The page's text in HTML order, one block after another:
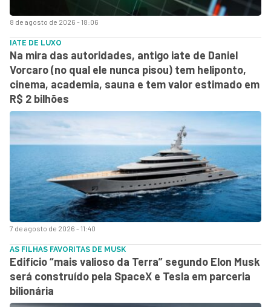
8 de agosto de 2026 - 18:06
7 de agosto de 2026 - 11:40
IATE DE LUXO
Na mira das autoridades, antigo iate de Daniel
Vorcaro (no qual ele nunca pisou) tem heliponto,
cinema, academia, sauna e tem valor estimado em
R$ 2 bilhões
AS FILHAS FAVORITAS DE MUSK
Edifício “mais valioso da Terra” segundo Elon Musk
será construído pela SpaceX e Tesla em parceria
bilionária